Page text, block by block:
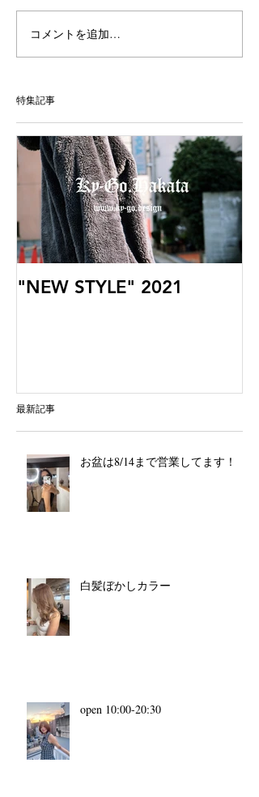
コメントを追加…
特集記事
"NEW STYLE" 2021
最新記事
お盆は8/14まで営業してます！
白髪ぼかしカラー
open 10:00-20:30